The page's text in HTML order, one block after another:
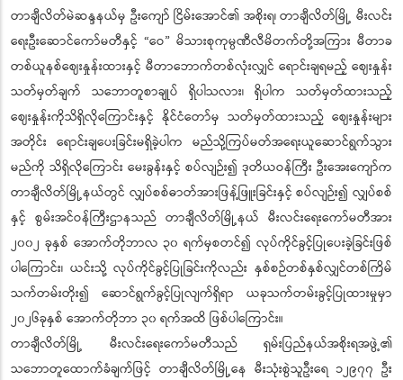
တာချီလိတ်မဲဆန္ဒနယ်မှ ဦးကျော် ငြိမ်းအောင်၏ အစိုးရ၊ တာချီလိတ်မြို့ မီးလင်း
ရေးဦးဆောင်ကော်မတီနှင့် “ဝေ” မိသားစုကုမ္ပဏီလီမိတက်တို့အကြား မီတာခ
တစ်ယူနစ်ဈေးနှုန်းထားနှင့် မီတာဘောက်တစ်လုံးလျှင် ရောင်းချရမည့် ဈေးနှုန်း
သတ်မှတ်ချက် သဘောတူစာချုပ် ရှိပါသလား၊ ရှိပါက သတ်မှတ်ထားသည့်
ဈေးနှုန်းကိုသိရှိလိုကြောင်းနှင့် နိုင်ငံတော်မှ သတ်မှတ်ထားသည့် ဈေးနှုန်းများ
အတိုင်း ရောင်းချပေးခြင်းမရှိခဲ့ပါက မည်သို့ကြပ်မတ်အရေးယူဆောင်ရွက်သွား
မည်ကို သိရှိလိုကြောင်း မေးခွန်းနှင့် စပ်လျဉ်း၍ ဒုတိယဝန်ကြီး ဦးအေးကျော်က
တာချီလိတ်မြို့နယ်တွင် လျှပ်စစ်ဓာတ်အားဖြန့်ဖြူးခြင်းနှင့် စပ်လျဉ်း၍ လျှပ်စစ်
နှင့် စွမ်းအင်ဝန်ကြီးဌာနသည် တာချီလိတ်မြို့နယ် မီးလင်းရေးကော်မတီအား
၂၀၀၂ ခုနှစ် အောက်တိုဘာလ ၃၀ ရက်မှစတင်၍ လုပ်ကိုင်ခွင့်ပြုပေးခဲ့ခြင်းဖြစ်
ပါကြောင်း၊ ယင်းသို့ လုပ်ကိုင်ခွင့်ပြုခြင်းကိုလည်း နှစ်စဉ်တစ်နှစ်လျှင်တစ်ကြိမ်
သက်တမ်းတိုး၍ ဆောင်ရွက်ခွင့်ပြုလျက်ရှိရာ ယခုသက်တမ်းခွင့်ပြုထားမှုမှာ
၂၀၂၆ခုနှစ် အောက်တိုဘာ ၃၀ ရက်အထိ ဖြစ်ပါကြောင်း။
တာချီလိတ်မြို့ မီးလင်းရေးကော်မတီသည် ရှမ်းပြည်နယ်အစိုးရအဖွဲ့၏
သဘောတူထောက်ခံချက်ဖြင့် တာချီလိတ်မြို့နေ မီးသုံးစွဲသူဦးရေ ၁၂၉၇၇ ဦး